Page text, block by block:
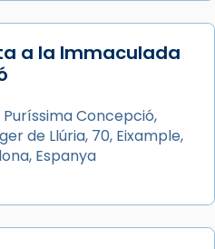
el cardenal Joan
la missa i l’ha
de Barcelona,
a la Immaculada
Concepció,
de Llúria, 70, Eixample,
Espanya